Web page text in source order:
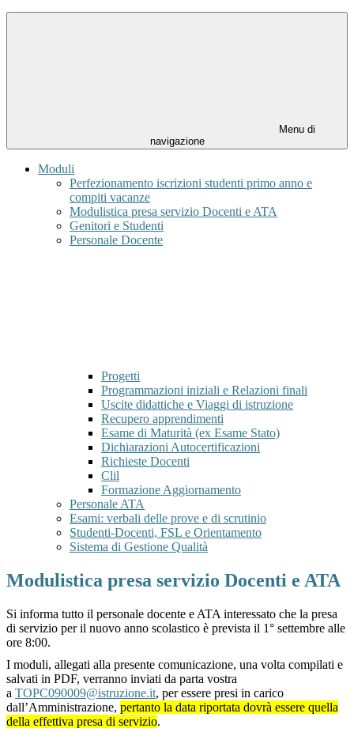
Menu di
navigazione
Moduli
Perfezionamento iscrizioni studenti primo anno e
compiti vacanze
Modulistica presa servizio Docenti e ATA
Genitori e Studenti
Personale Docente
Progetti
Programmazioni iniziali e Relazioni finali
Uscite didattiche e Viaggi di istruzione
Recupero apprendimenti
Esame di Maturità (ex Esame Stato)
Dichiarazioni Autocertificazioni
Richieste Docenti
Clil
Formazione Aggiornamento
Personale ATA
Esami: verbali delle prove e di scrutinio
Studenti-Docenti, FSL e Orientamento
Sistema di Gestione Qualità
Modulistica presa servizio Docenti e ATA
Si informa tutto il personale docente e ATA interessato che la presa
di servizio per il nuovo anno scolastico è prevista il 1° settembre alle
ore 8:00.
I moduli, allegati alla presente comunicazione, una volta compilati e
salvati in PDF, verranno inviati da parta vostra
a TOPC090009@istruzione.it, per essere presi in carico
dall’Amministrazione, pertanto la data riportata dovrà essere quella
della effettiva presa di servizio.